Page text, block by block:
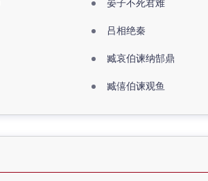
晏子不死君难
吕相绝秦
臧哀伯谏纳郜鼎
臧僖伯谏观鱼